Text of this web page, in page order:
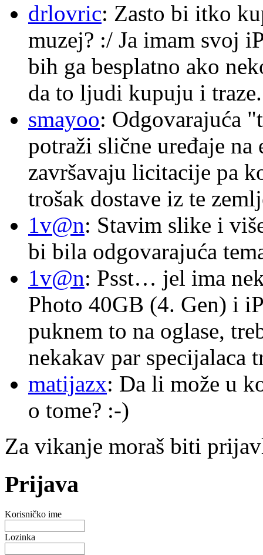
drlovric: Zasto bi itko
muzej? :/ Ja imam svoj
bih ga besplatno ako
da to ljudi kupuju i traze.
smayoo: Odgovarajuća
potraži slične uređaje
završavaju licitacije pa
trošak dostave iz te
1v@n: Stavim slike i
bi bila odgovarajuća
1v@n: Psst… jel ima
Photo 40GB (4. Gen) i
puknem to na oglase,
nekakav par
matijazx: Da li može u
o tome? :-)
Za vikanje moraš biti
Prijava
Korisničko ime
Lozinka